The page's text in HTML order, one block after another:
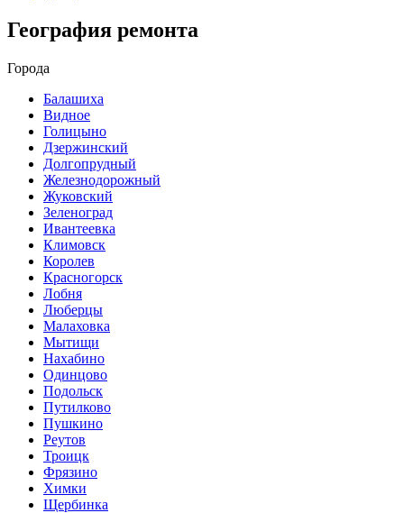
География ремонта
Города
Балашиха
Видное
Голицыно
Дзержинский
Долгопрудный
Железнодорожный
Жуковский
Зеленоград
Ивантеевка
Климовск
Королев
Красногорск
Лобня
Люберцы
Малаховка
Мытищи
Нахабино
Одинцово
Подольск
Путилково
Пушкино
Реутов
Троицк
Фрязино
Химки
Щербинка